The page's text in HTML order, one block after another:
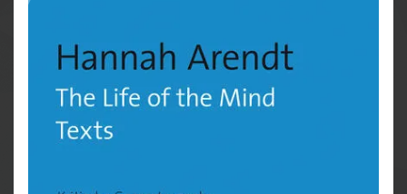
1951 zunächst in englischer Sprache, 1955 folgte eine
ersetzte Arendt in einer englischsprachigen
Neuauflage die »Concluding Remarks« durch ein
neues Kapitel mit dem Titel »Ideology and Terror« und
fügte einen Epilog über die Ungarische Revolution
von 1956 hinzu.
Band 5 der Kritischen Gesamtausgabe versammelt